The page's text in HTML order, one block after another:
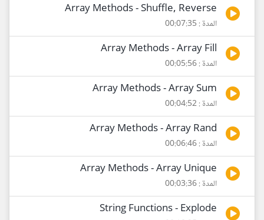
Array Methods - Shuffle, Reverse
المدة : 00:07:35
Array Methods - Array Fill
المدة : 00:05:56
Array Methods - Array Sum
المدة : 00:04:52
Array Methods - Array Rand
المدة : 00:06:46
Array Methods - Array Unique
المدة : 00:03:36
String Functions - Explode